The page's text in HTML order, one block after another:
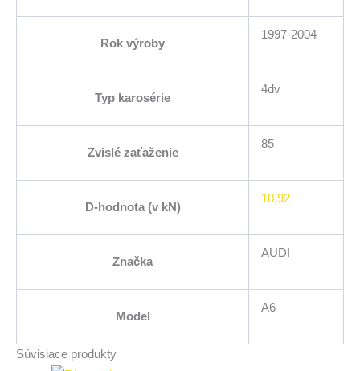
Rok výroby
1997-2004
Typ karosérie
4dv
Zvislé zaťaženie
85
D-hodnota (v kN)
10,92
Značka
AUDI
Model
A6
Súvisiace produkty